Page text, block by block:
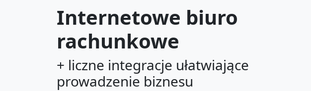
Internetowe biuro
rachunkowe
+ liczne integracje ułatwiające
prowadzenie biznesu